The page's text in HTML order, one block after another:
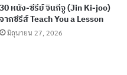
30 หนัง-ซีรีย์ จินกีจู (Jin Ki-joo)
จากซีรีส์ Teach You a Lesson
มิถุนายน 27, 2026